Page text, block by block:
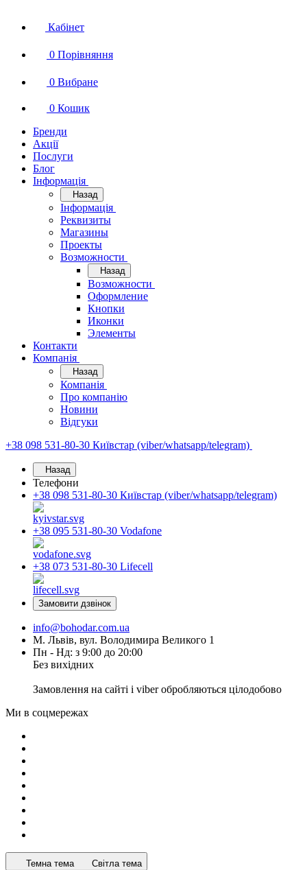
Кабінет
0 Порівняння
0 Вибране
0 Кошик
Бренди
Акції
Послуги
Блог
Інформація
Назад
Інформація
Реквизиты
Магазины
Проекты
Возможности
Назад
Возможности
Оформление
Кнопки
Иконки
Элементы
Контакти
Компанія
Назад
Компанія
Про компанію
Новини
Відгуки
+38 098 531-80-30 Київстар (viber/whatsapp/telegram)
Назад
Телефони
+38 098 531-80-30 Київстар (viber/whatsapp/telegram)
+38 095 531-80-30 Vodafone
+38 073 531-80-30 Lifecell
Замовити дзвінок
info@bohodar.com.ua
М. Львів, вул. Володимира Великого 1
Пн - Нд: з 9:00 до 20:00
Без вихідних
Замовлення на сайті і viber обробляються цілодобово
Ми в соцмережах
Темна тема Світла тема